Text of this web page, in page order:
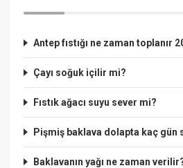
Antep fıstığı ne zaman toplanır
Çayı soğuk içilir mi?
Fıstık ağacı suyu sever mi?
Pişmiş baklava dolapta kaç gün
Baklavanın yağı ne zaman